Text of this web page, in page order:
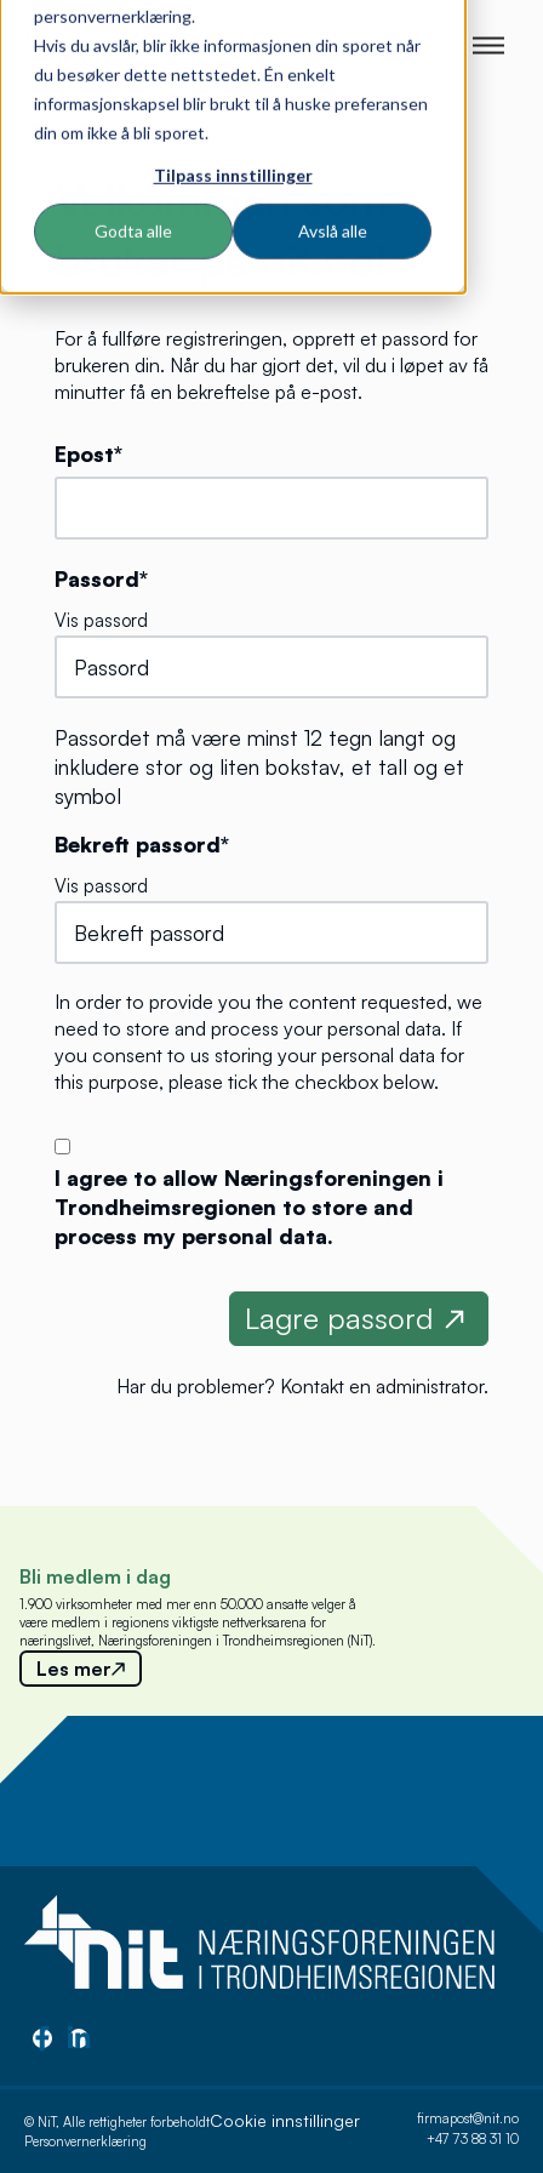
personvernerklæring.
Hvis du avslår, blir ikke informasjonen din sporet når
du besøker dette nettstedet. Én enkelt
informasjonskapsel blir brukt til å huske preferansen
din om ikke å bli sporet.
Tilpass innstillinger
Godta alle Avslå alle
Velkommen som
bruker på nit.no!
For å fullføre registreringen, opprett et passord for
brukeren din. Når du har gjort det, vil du i løpet av få
minutter få en bekreftelse på e-post.
Epost*
Passord*
Vis passord
Passordet må være minst 12 tegn langt og
inkludere stor og liten bokstav, et tall og et
symbol
Bekreft passord*
Vis passord
In order to provide you the content requested, we
need to store and process your personal data. If
you consent to us storing your personal data for
this purpose, please tick the checkbox below.
I agree to allow Næringsforeningen i
Trondheimsregionen to store and
process my personal data.
Har du problemer? Kontakt en administrator.
Bli medlem i dag
1.900 virksomheter med mer enn 50.000 ansatte velger å
være medlem i regionens viktigste nettverksarena for
næringslivet, Næringsforeningen i Trondheimsregionen (NiT).
Les mer
© NiT, Alle rettigheter forbeholdtCookie innstillinger
Personvernerklæring
firmapost@nit.no
+47 73 88 31 10